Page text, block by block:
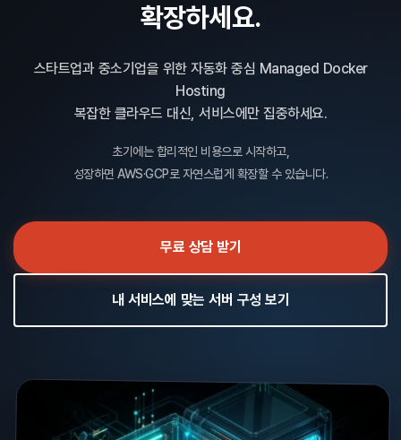
확장하세요.
스타트업과 중소기업을 위한 자동화 중심 Managed Docker
Hosting
복잡한 클라우드 대신, 서비스에만 집중하세요.
초기에는 합리적인 비용으로 시작하고,
성장하면 AWS·GCP로 자연스럽게 확장할 수 있습니다.
무료 상담 받기
내 서비스에 맞는 서버 구성 보기